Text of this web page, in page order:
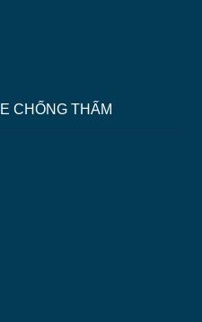
CHỐNG THẤM